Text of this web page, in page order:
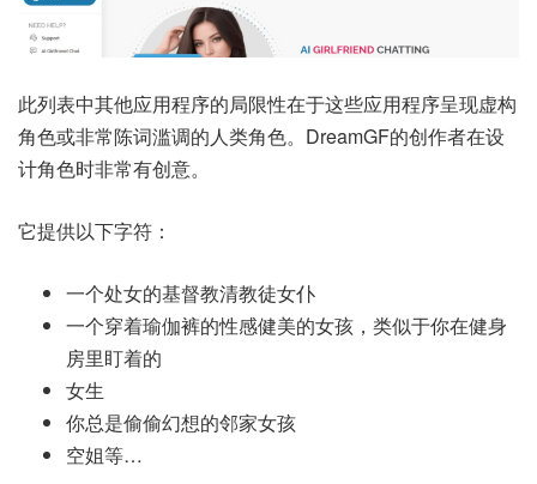
此列表中其他应用程序的局限性在于这些应用程序呈现虚构
角色或非常陈词滥调的人类角色。DreamGF的创作者在设
计角色时非常有创意。
它提供以下字符：
一个处女的基督教清教徒女仆
一个穿着瑜伽裤的性感健美的女孩，类似于你在健身
房里盯着的
女生
你总是偷偷幻想的邻家女孩
空姐等…